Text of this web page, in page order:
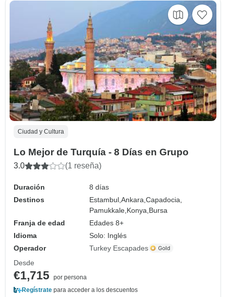
Ciudad y Cultura
Lo Mejor de Turquía - 8 Días en Grupo
3.0 (1 reseña)
Duración
8 días
Destinos
Estambul,Ankara,Capadocia,
Pamukkale, Konya, Bursa
Franja de edad
Edades 8+
Idioma
Solo: Inglés
Operador
Turkey Escapades
Desde
€1,715 por persona
Regístrate para acceder a los descuentos